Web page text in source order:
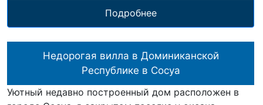
Подробнее
Недорогая вилла в Доминиканской
Республике в Сосуа
Уютный недавно построенный дом расположен в